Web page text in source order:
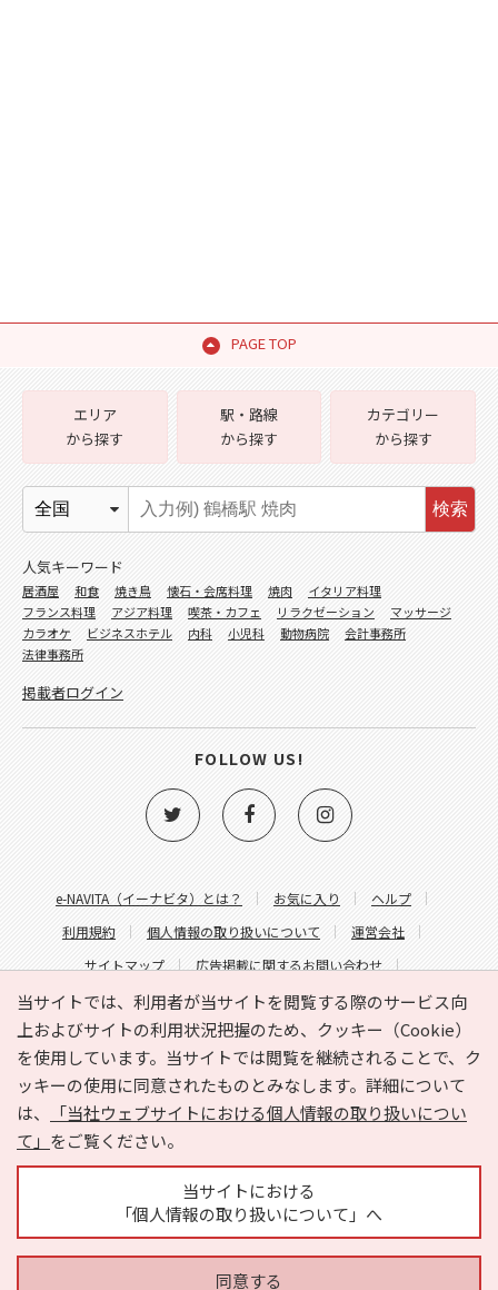
PAGE TOP
当サイトでは、利用者が当サイトを閲覧する際のサービス向
上およびサイトの利用状況把握のため、クッキー（Cookie）
を使用しています。当サイトでは閲覧を継続されることで、ク
ッキーの使用に同意されたものとみなします。詳細について
は、
「当社ウェブサイトにおける個人情報の取り扱いについ
て」 をご覧ください。
当サイトにおける
「個人情報の取り扱いについて」へ
同意する
e-NAVITA（イーナビタ）とは？ お気に入り
ヘルプ
利用規約
個人情報の取り扱いについて
運営会社
サイトマップ
広告掲載に関するお問い合わせ
サイトの内容に関するお問い合わせ
エリア
から探す
駅・路線
から探す
カテゴリー
から探す
検索
人気キーワード
居酒屋 和食 焼き鳥 懐石・会席料理 焼肉
イタリア料理
フランス料理
アジア料理 喫茶・カフェ リラクゼーション
マッサージ
カラオケ
ビジネスホテル 内科 小児科 動物病院
会計事務所
法律事務所
掲載者ログイン
FOLLOW US!
Copyright © HYOJITO.Co.,Ltd. All Rights Reserved.